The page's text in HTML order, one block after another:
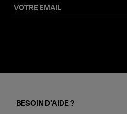
BESOIN D'AIDE ?